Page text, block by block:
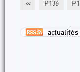
<<
P135 P136
actualités